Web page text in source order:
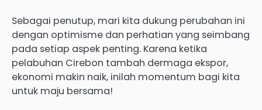
Sebagai penutup, mari kita dukung perubahan ini
dengan optimisme dan perhatian yang seimbang
pada setiap aspek penting. Karena ketika
pelabuhan Cirebon tambah dermaga ekspor,
ekonomi makin naik, inilah momentum bagi kita
untuk maju bersama!